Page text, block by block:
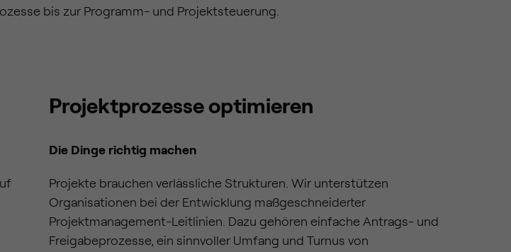
bis zur Programm- und Projektsteuerung.
Projektprozesse optimieren
Die Dinge richtig machen
Projekte brauchen verlässliche Strukturen. Wir unterstützen
Organisationen bei der Entwicklung maßgeschneiderter
Projektmanagement-Leitlinien. Dazu gehören einfache Antrags- und
Freigabeprozesse, ein sinnvoller Umfang und Turnus von